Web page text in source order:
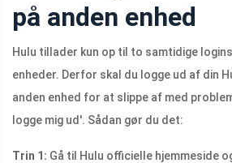
på anden enhed
Hulu tillader kun op til to samtidige
enheder. Derfor skal du logge ud af din
anden enhed for at slippe af med
logge mig ud'. Sådan gør du det:
Trin 1: Gå til Hulu officielle hjemmeside